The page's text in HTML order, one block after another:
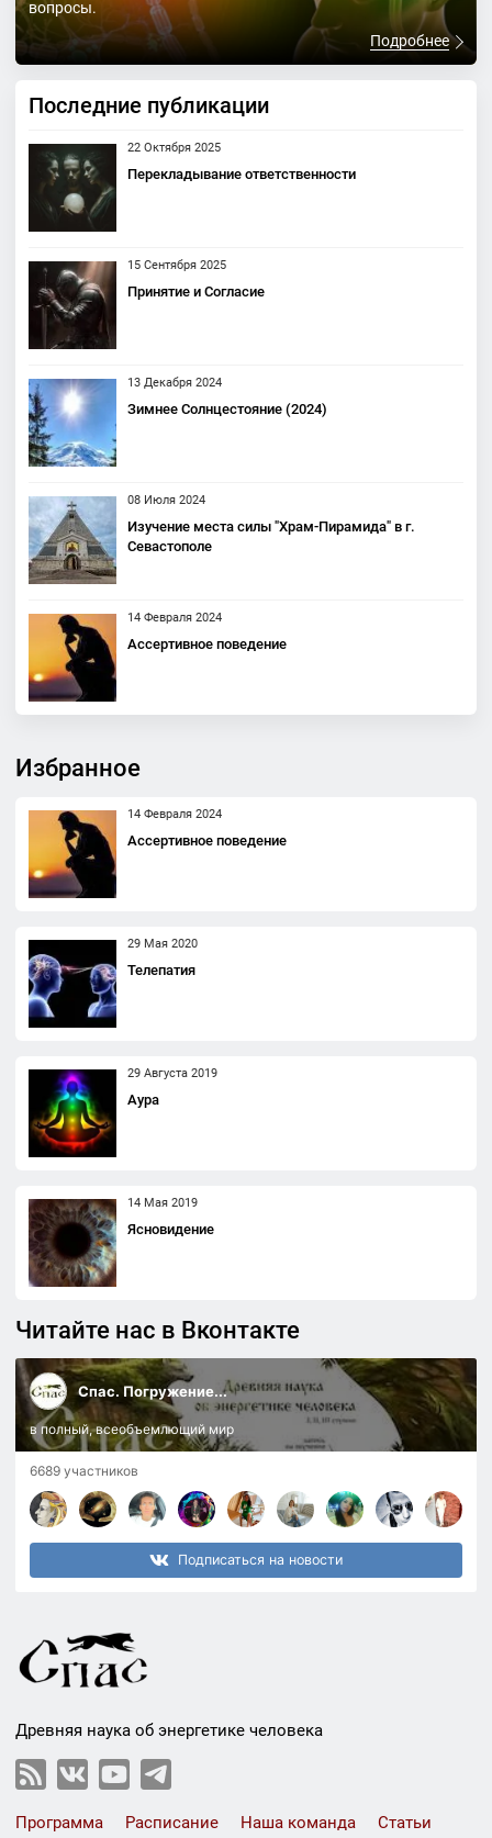
вопросы.
Подробнее
Последние публикации
22 Октября 2025
Перекладывание ответственности
15 Сентября 2025
Принятие и Согласие
13 Декабря 2024
Зимнее Солнцестояние (2024)
08 Июля 2024
Изучение места силы "Храм-Пирамида" в г.
Севастополе
14 Февраля 2024
Ассертивное поведение
Избранное
14 Февраля 2024
Ассертивное поведение
29 Мая 2020
Телепатия
29 Августа 2019
Аура
14 Мая 2019
Ясновидение
Читайте нас в Вконтакте
Спас. Погружение...
в полный, всеобъемлющий мир
6689 участников
Подписаться на новости
Древняя наука об энергетике человека
Программа Расписание Наша команда Статьи